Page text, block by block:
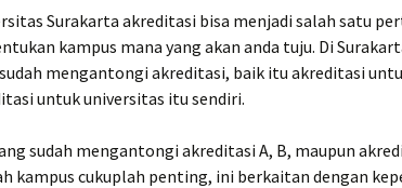
Murah
Surakarta akreditasi bisa menjadi salah satu
kampus mana yang akan anda tuju. Di
mengantongi akreditasi, baik itu akreditasi
untuk universitas itu sendiri.
sudah mengantongi akreditasi A, B, maupun
kampus cukuplah penting, ini berkaitan dengan